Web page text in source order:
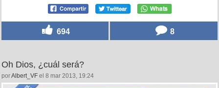
694 8
Oh Dios, ¿cuál será?
porAlbert_VF el 8 mar 2013, 19:24